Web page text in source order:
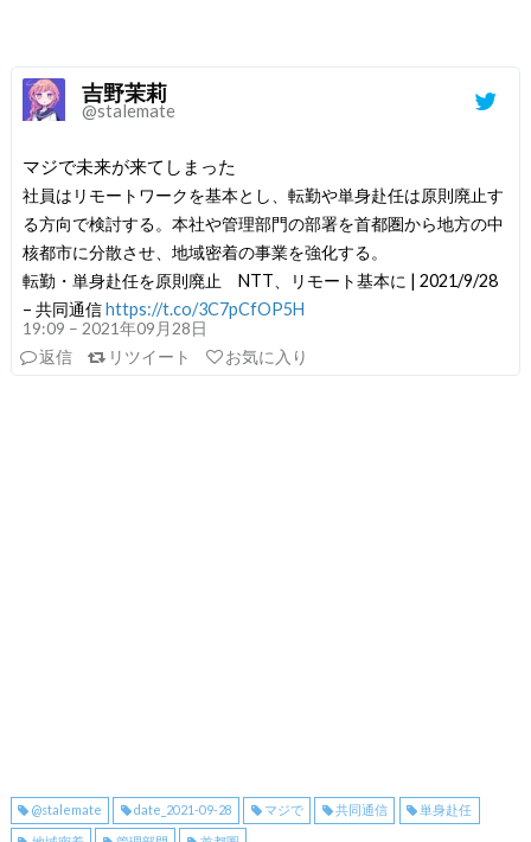
吉野茉莉
@stalemate
マジで未来が来てしまった
社員はリモートワークを基本とし、転勤や単身赴任は原則廃止す
る方向で検討する。本社や管理部門の部署を首都圏から地方の中
核都市に分散させ、地域密着の事業を強化する。
転勤・単身赴任を原則廃止 NTT、リモート基本に | 2021/9/28
– 共同通信https://t.co/3C7pCfOP5H
19:09 – 2021年09月28日
返信
リツイート お気に入り
@stalemate date_2021-09-28 マジで 共同通信 単身赴任